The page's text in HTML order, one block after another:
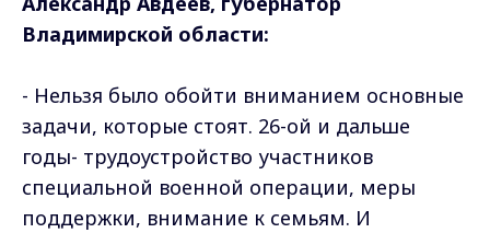
Владимирской области:
- Нельзя было обойти вниманием основные
задачи, которые стоят. 26-ой и дальше
годы- трудоустройство участников
специальной военной операции, меры
поддержки, внимание к семьям. И